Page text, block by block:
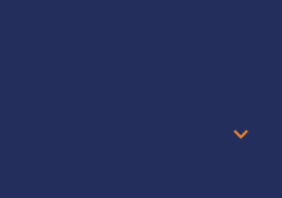
keyboard_arrow_down